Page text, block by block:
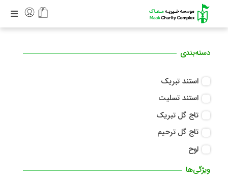
دسته‌بندی
استند تبریک
استند تسلیت
تاج گل تبریک
تاج گل ترحیم
لوح
ویژگی‌ها